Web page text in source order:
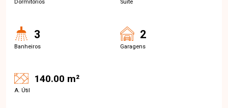
Dormitórios Suite
3
Banheiros
2
Garagens
140.00 m²
A. Útil